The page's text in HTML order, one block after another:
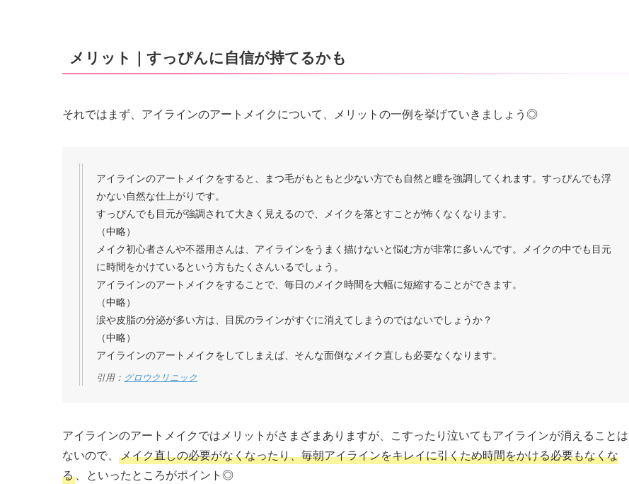
メリット｜すっぴんに自信が持てるかも
それではまず、アイラインのアートメイクについて、メリットの一例を挙げていきましょう◎
アイラインのアートメイクをすると、まつ毛がもともと少ない方でも自然と瞳を強調してくれます。すっぴんでも浮
かない自然な仕上がりです。
すっぴんでも目元が強調されて大きく見えるので、メイクを落とすことが怖くなくなります。
（中略）
メイク初心者さんや不器用さんは、アイラインをうまく描けないと悩む方が非常に多いんです。メイクの中でも目元
に時間をかけているという方もたくさんいるでしょう。
アイラインのアートメイクをすることで、毎日のメイク時間を大幅に短縮することができます。
（中略）
涙や皮脂の分泌が多い方は、目尻のラインがすぐに消えてしまうのではないでしょうか？
（中略）
アイラインのアートメイクをしてしまえば、そんな面倒なメイク直しも必要なくなります。
引用： グロウクリニック
アイラインのアートメイクではメリットがさまざまありますが、こすったり泣いてもアイラインが消えることは
ないので、 メイク直しの必要がなくなったり、毎朝アイラインをキレイに引くため時間をかける必要もなくな
る、といったところがポイント◎